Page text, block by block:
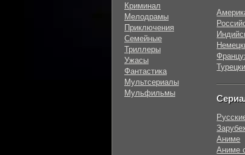
Криминал
Мелодрамы
Приключения
Семейные
Триллеры
Ужасы
Фантастика
Мультсериалы
Мульфильмы
Аниме
Аниме